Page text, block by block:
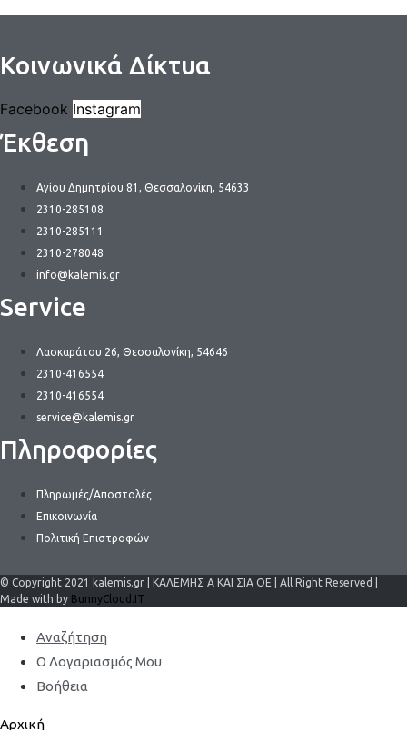
Κοινωνικά Δίκτυα
Facebook Instagram
Έκθεση
Αγίου Δημητρίου 81, Θεσσαλονίκη, 54633
2310-285108
2310-285111
2310-278048
info@kalemis.gr
Service
Λασκαράτου 26, Θεσσαλονίκη, 54646
2310-416554
2310-416554
service@kalemis.gr
Πληροφορίες
Πληρωμές/Αποστολές
Επικοινωνία
Πολιτική Επιστροφών
© Copyright 2021 kalemis.gr | ΚΑΛΕΜΗΣ Α ΚΑΙ ΣΙΑ ΟΕ | All Right Reserved |
Made with by BunnyCloud.IT
Αναζήτηση
Ο Λογαριασμός Μου
Βοήθεια
Αρχική